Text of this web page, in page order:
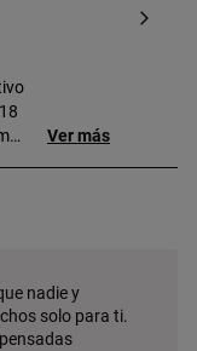
Ver más
nadie y
solo para ti.